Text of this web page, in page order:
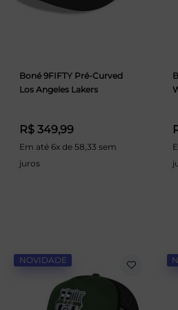
Boné 9FIFTY Pré-Curved
Los Angeles Lakers
R$ 349,99
Em até 6x de 58,33 sem
juros
NOVIDADE